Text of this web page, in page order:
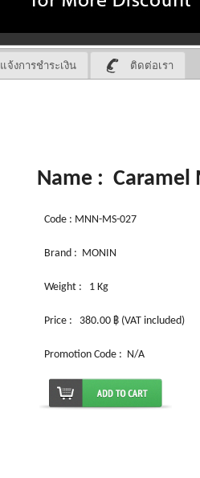
แจ้งการชำระเงิน ติดต่อเรา
Name : Caramel
Code : MNN-MS-027
Brand : MONIN
Weight : 1 Kg
Price : 380.00 ฿ (VAT included)
Promotion Code : N/A